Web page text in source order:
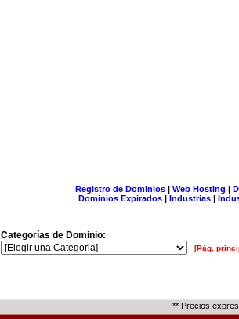
Registro de Dominios| Web Hosting |
Dominios Expirados | Industrias |
Categorías de Dominio:
[Pág.
** Precios